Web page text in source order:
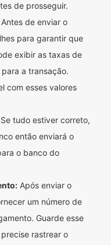
de prosseguir.
Antes de enviar o
para garantir que
exibir as taxas de
a transação.
com esses valores
Se tudo estiver correto,
então enviará o
o banco do
Após enviar o
um número de
Guarde esse
rastrear o